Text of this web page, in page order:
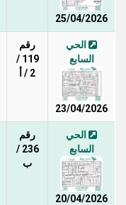
25/04/2026
الحي
السابع
23/04/2026
رقم
119 /
2 / أ
الحي
السابع
20/04/2026
رقم
236 /
ب